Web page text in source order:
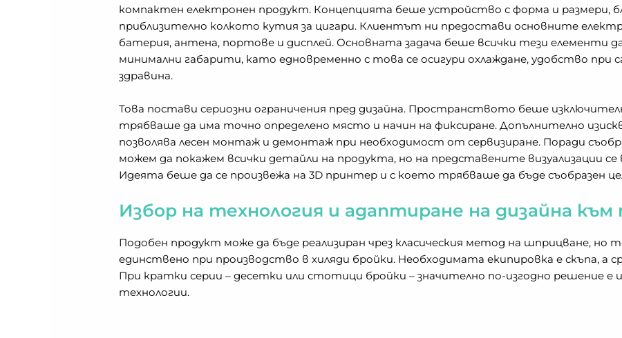
компактен електронен продукт. Концепцията беше устройство с форма и размери,
приблизително колкото кутия за цигари. Клиентът ни предостави основните
батерия, антена, портове и дисплей. Основната задача беше всички тези елементи
минимални габарити, като едновременно с това се осигури охлаждане, удобство при
здравина.
Това постави сериозни ограничения пред дизайна. Пространството беше
трябваше да има точно определено място и начин на фиксиране. Допълнително
позволява лесен монтаж и демонтаж при необходимост от сервизиране. Поради
можем да покажем всички детайли на продукта, но на представените визуализации
Идеята беше да се произвежа на 3D принтер и с което трябваше да бъде съобразен
Избор на технология и адаптиране на дизайна
Подобен продукт може да бъде реализиран чрез класическия метод на шприцване, но
единствено при производство в хиляди бройки. Необходимата екипировка е скъпа, а
При кратки серии – десетки или стотици бройки – значително по-изгодно решение е
технологии.